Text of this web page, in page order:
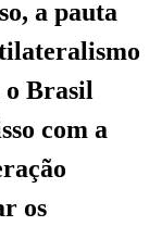
a pauta
o Brasil
com a
os